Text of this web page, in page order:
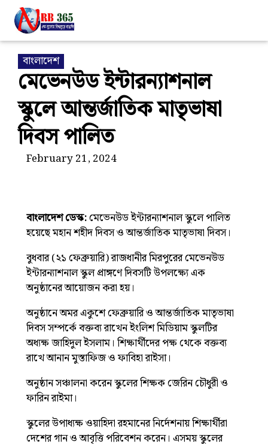
বাংলাদেশ
মেভেনউড ইন্টারন্যাশনাল
স্কুলে আন্তর্জাতিক মাতৃভাষা
দিবস পালিত
February 21, 2024
বাংলাদেশ ডেস্ক:মেভেনউড ইন্টারন্যাশনাল স্কুলে পালিত
হয়েছে মহান শহীদ দিবস ও আন্তর্জাতিক মাতৃভাষা দিবস।
বুধবার (২১ ফেব্রুয়ারি) রাজধানীর মিরপুরের মেভেনউড
ইন্টারন্যাশনাল স্কুল প্রাঙ্গণে দিবসটি উপলক্ষ্যে এক
অনুষ্ঠানের আয়োজন করা হয়।
অনুষ্ঠানে অমর একুশে ফেব্রুয়ারি ও আন্তর্জাতিক মাতৃভাষা
দিবস সম্পর্কে বক্তব্য রাখেন ইংলিশ মিডিয়াম স্কুলটির
অধ্যক্ষ জাহিদুল ইসলাম। শিক্ষার্থীদের পক্ষ থেকে বক্তব্য
রাখে আনান মুস্তাফিজ ও ফাবিহা রাইসা।
অনুষ্ঠান সঞ্চালনা করেন স্কুলের শিক্ষক জেরিন চৌধুরী ও
ফারিন রাইমা।
স্কুলের উপাধ্যক্ষ ওয়াহিদা রহমানের নির্দেশনায় শিক্ষার্থীরা
দেশের গান ও আবৃত্তি পরিবেশন করেন। এসময় স্কুলের